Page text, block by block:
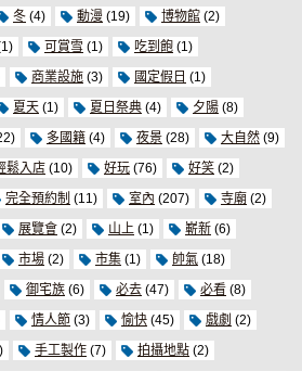
冬 (4) 動漫 (19) 博物館 (2)
可賞雪 (1) 吃到飽 (1)
商業設施 (3) 國定假日 (1)
夏天 (1) 夏日祭典 (4) 夕陽 (8)
多國籍 (4) 夜景 (28) 大自然 (9)
鬆入店 (10) 好玩 (76) 好笑 (2)
完全預約制 (11) 室內 (207) 寺廟 (2)
展覽會 (2) 山上 (1) 嶄新 (6)
市場 (2) 市集 (1) 帥氣 (18)
御宅族 (6) 必去 (47) 必看 (8)
情人節 (3) 愉快 (45) 戲劇 (2)
手工製作 (7) 拍攝地點 (2)